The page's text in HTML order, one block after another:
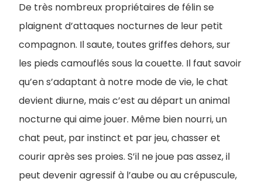
De très nombreux propriétaires de félin se
plaignent d’attaques nocturnes de leur petit
compagnon. Il saute, toutes griffes dehors, sur
les pieds camouflés sous la couette. Il faut savoir
qu’en s’adaptant à notre mode de vie, le chat
devient diurne, mais c’est au départ un animal
nocturne qui aime jouer. Même bien nourri, un
chat peut, par instinct et par jeu, chasser et
courir après ses proies. S’il ne joue pas assez, il
peut devenir agressif à l’aube ou au crépuscule,